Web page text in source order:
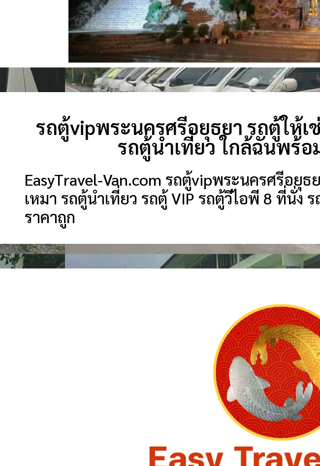
รถตู้vipพระนครศรีอยุธยา รถตู้ให้เ
รถตู้นำเที่ยว ใกล้ฉันพร้
EasyTravel-Van.com รถตู้vipพระนครศรีอยุธ
เหมา รถตู้นำเที่ยว รถตู้ VIP รถตู้วีไอพี 8 ที่นั่ง
ราคาถูก